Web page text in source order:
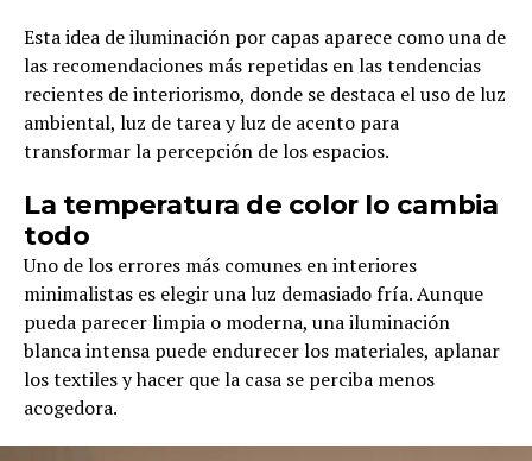
Esta idea de iluminación por capas aparece como una de
las recomendaciones más repetidas en las tendencias
recientes de interiorismo, donde se destaca el uso de luz
ambiental, luz de tarea y luz de acento para
transformar la percepción de los espacios.
La temperatura de color lo cambia
todo
Uno de los errores más comunes en interiores
minimalistas es elegir una luz demasiado fría. Aunque
pueda parecer limpia o moderna, una iluminación
blanca intensa puede endurecer los materiales, aplanar
los textiles y hacer que la casa se perciba menos
acogedora.